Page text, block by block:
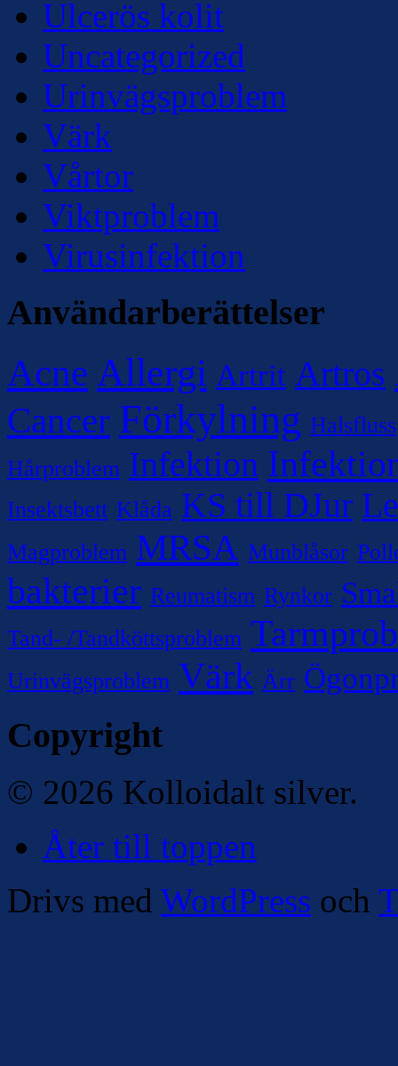
Ulcerös kolit
Uncategorized
Urinvägsproblem
Värk
Vårtor
Viktproblem
Virusinfektion
Användarberättelser
Acne Allergi Artrit Artros
Cancer Förkylning Halsfluss
Hårproblem Infektion
Insektsbett Klåda KS till DJur
Magproblem MRSA Munblåsor
bakterier Reumatism Rynkor
Tand- /Tandköttsproblem
Urinvägsproblem Värk Ärr
Copyright
© 2026 Kolloidalt silver.
Åter till toppen
Drivs med WordPress och